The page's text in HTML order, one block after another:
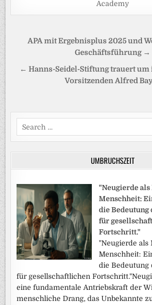
Academy
Beitragsnavigation
APA mit Ergebnisplus 2025 und
Geschäftsführung →
← Hanns-Seidel-Stiftung trauert
Vorsitzenden Alfred
Search
for:
UMBRUCHSZEIT
"Neugierde
Menschheit:
die Bedeutung
für
Fortschritt."
"Neugierde als
Menschheit:
die Bedeutung
für gesellschaftlichen
eine fundamentale Antriebskraft der
menschliche Drang, das Unbekannte